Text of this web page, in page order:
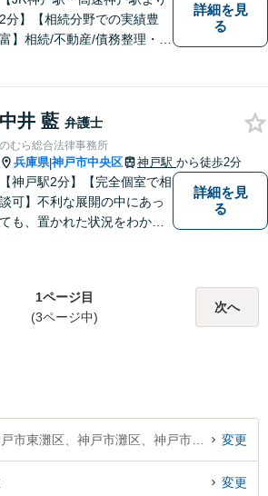
2分】【相続分野での実績豊
富】相続/不動産/債務整理・破
な説明を行うことを心がけて
おります。
詳細を見
る
中井 藍 弁護士
のむら総合法律事務所
兵庫県|神戸市中央区 神戸駅 から徒歩2分
【神戸駅2分】【完全個室で相
談可】不利な展開の中にあっ
ても、置かれた状況をわかり
で進めるようにしています。
お困りの際は、ぜひご相談く
詳細を見
る
1ページ目
(3ページ中)
次へ
変更
変更